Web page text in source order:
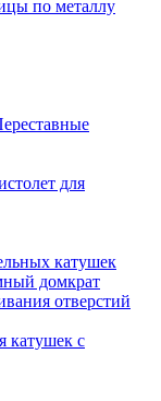
по металлу
для
катушек
домкрат
отверстий
катушек с